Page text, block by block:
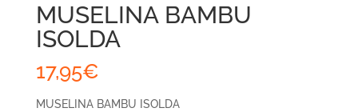
MUSELINA BAMBU
ISOLDA
17,95€
MUSELINA BAMBU ISOLDA